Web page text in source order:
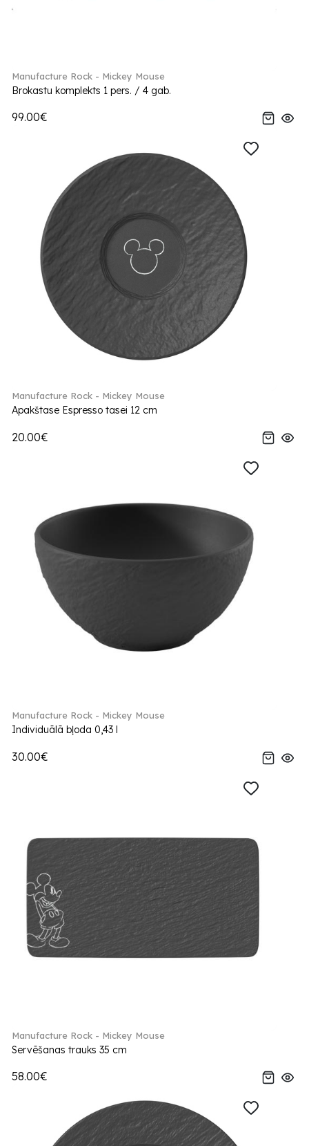
Manufacture Rock - Mickey Mouse
Brokastu komplekts 1 pers. / 4 gab.
99.00€
Manufacture Rock - Mickey Mouse
Apakštase Espresso tasei 12 cm
20.00€
Manufacture Rock - Mickey Mouse
Individuālā bļoda 0,43 l
30.00€
Manufacture Rock - Mickey Mouse
Servēšanas trauks 35 cm
58.00€